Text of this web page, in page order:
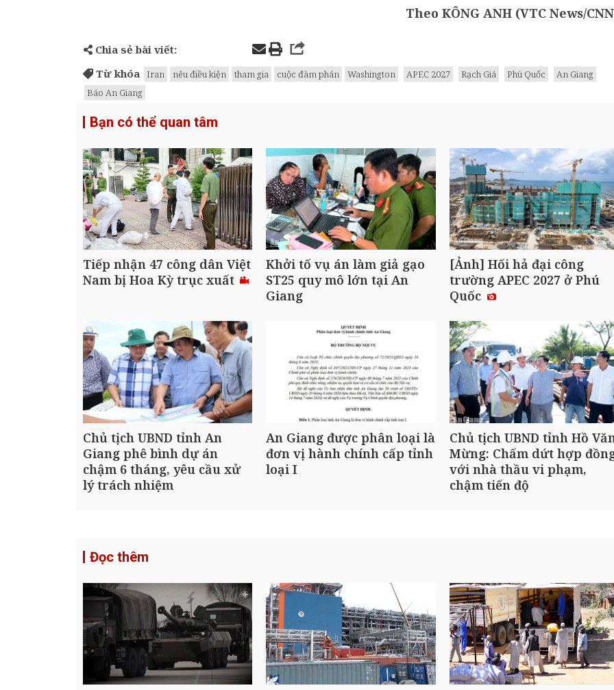
Theo KÔNG ANH (VTC News/
Chia sẻ bài viết:
Từ khóa
Iran nêu điều kiện tham gia cuộc đàm phán Washington APEC 2027 Rạch Giá Phú Quốc
An Giang
Báo An Giang
Bạn có thể quan tâm
Tiếp nhận 47 công dân Việt
Nam bị Hoa Kỳ trục xuất
Khởi tố vụ án làm giả gạo
ST25 quy mô lớn tại An
Giang
[Ảnh] Hối hả đại công
trường APEC 2027 ở Phú
Quốc
Chủ tịch UBND tỉnh An
Giang phê bình dự án
chậm 6 tháng, yêu cầu xử
lý trách nhiệm
An Giang được phân loại là
đơn vị hành chính cấp tỉnh
loại I
Chủ tịch UBND tỉnh Hồ
Mừng: Chấm dứt hợp
với nhà thầu vi phạm,
chậm tiến độ
Đọc thêm